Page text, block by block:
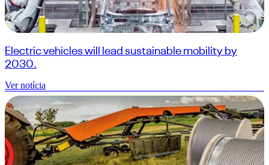
Electric vehicles will lead sustainable mobility by
2030.
Ver notícia